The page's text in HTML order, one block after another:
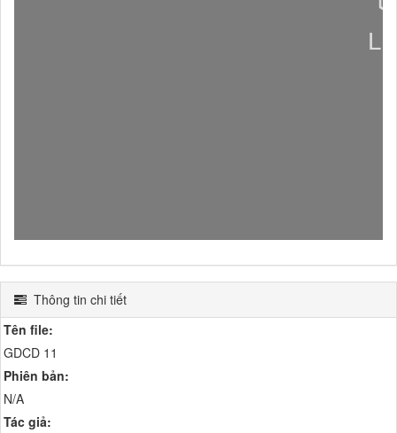
Thông tin chi tiết
Tên file:
GDCD 11
Phiên bản:
N/A
Tác giả: